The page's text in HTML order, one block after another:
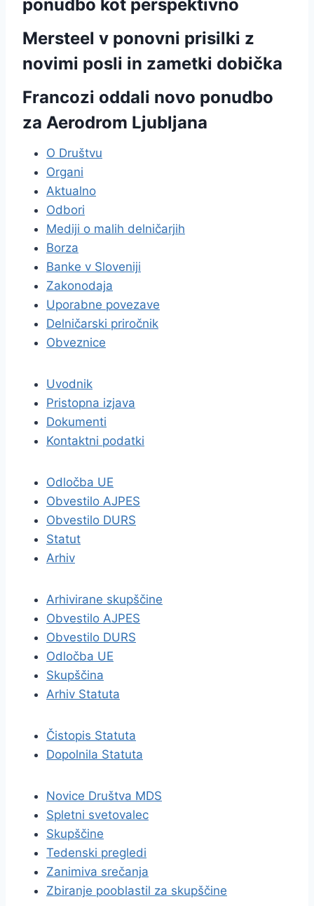
ponudbo kot perspektivno
Mersteel v ponovni prisilki z
novimi posli in zametki dobička
Francozi oddali novo ponudbo
za Aerodrom Ljubljana
O Društvu
Organi
Aktualno
Odbori
Mediji o malih delničarjih
Borza
Banke v Sloveniji
Zakonodaja
Uporabne povezave
Delničarski priročnik
Obveznice
Uvodnik
Pristopna izjava
Dokumenti
Kontaktni podatki
Odločba UE
Obvestilo AJPES
Obvestilo DURS
Statut
Arhiv
Arhivirane skupščine
Obvestilo AJPES
Obvestilo DURS
Odločba UE
Skupščina
Arhiv Statuta
Čistopis Statuta
Dopolnila Statuta
Novice Društva MDS
Spletni svetovalec
Skupščine
Tedenski pregledi
Zanimiva srečanja
Zbiranje pooblastil za skupščine